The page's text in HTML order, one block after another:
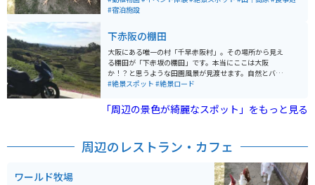
めツーリングの立ち寄りにも便利。ワインディングを楽
や猫との触れ合いスペースもあり、さらに犬の散歩体験
て行くこともできますし、小さいですがドッグランもあ
るので、おすすめで。
#宿泊施設
下赤阪の棚田
大阪にある唯一の村「千早赤阪村」。その場所から見え
る棚田が「下赤坂の棚田」です。本当にここは大阪
か！？と思うような田園風景が見渡せます。自然とバイ
クが一緒に撮れるおすすめのスポットです！ぜひ一度訪
#絶景スポット #絶景ロード
「周辺の景色が綺麗なスポット」をもっと見る
周辺のレストラン・カフェ
ワールド牧場